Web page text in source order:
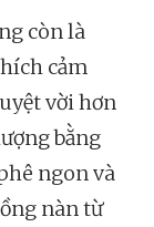
còn là
cảm
vời hơn
bằng
ngon và
nàn từ